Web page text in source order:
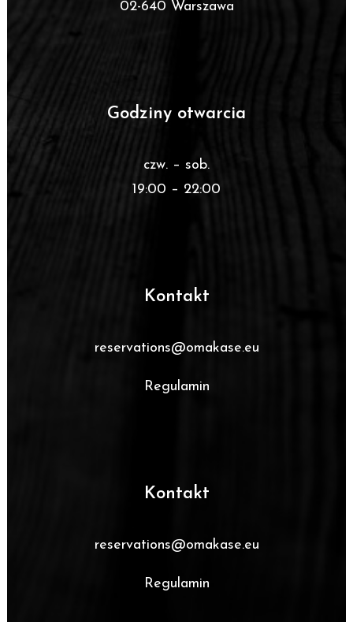
02-640 Warszawa
Godziny otwarcia
czw. – sob.
19:00 – 22:00
Kontakt
reservations@omakase.eu
Regulamin
Kontakt
reservations@omakase.eu
Regulamin